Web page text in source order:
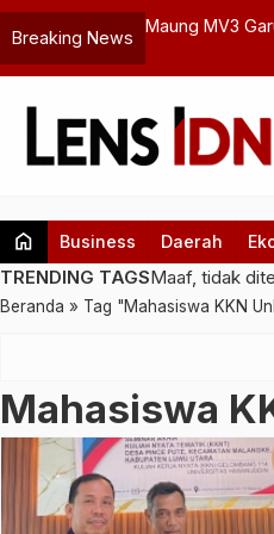
Breaking News
Maung MV3
home Business Daerah
TRENDING TAGSMaaf, tidak
Beranda » Tag "Mahasiswa KKN
Mahasiswa